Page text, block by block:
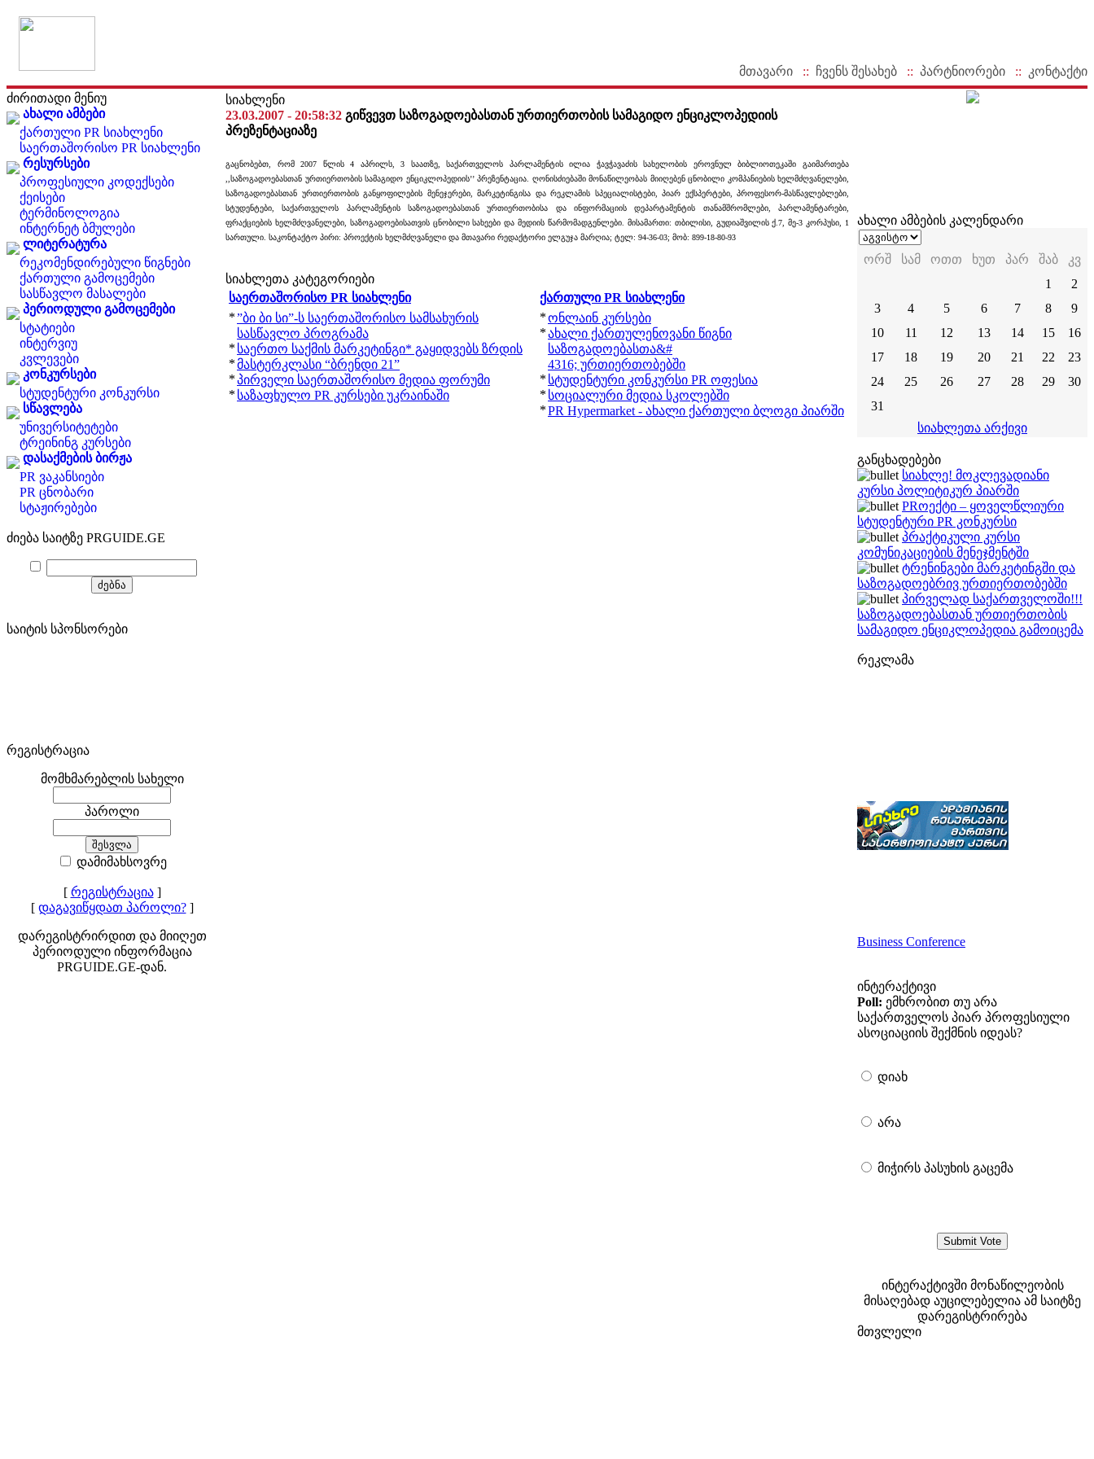
მთავარი :: ჩვენს შესახებ :: პარტნიორები :: კონტაქტი
ძირითადი მენიუ
ახალი ამბები
ქართული PR სიახლენი
საერთაშორისო PR სიახლენი
რესურსები
პროფესიული კოდექსები
ქეისები
ტერმინოლოგია
ინტერნეტ ბმულები
ლიტერატურა
რეკომენდირებული წიგნები
ქართული გამოცემები
სასწავლო მასალები
პერიოდული გამოცემები
სტატიები
ინტერვიუ
კვლევები
კონკურსები
სტუდენტური კონკურსი
სწავლება
უნივერსიტეტები
ტრეინინგ კურსები
დასაქმების ბირჟა
PR ვაკანსიები
PR ცნობარი
სტაჟირებები
ძიება საიტზე PRGUIDE.GE
საიტის სპონსორები
რეგისტრაცია
მომხმარებლის სახელი
პაროლი
დამიმახსოვრე
[ რეგისტრაცია]
[ დაგავიწყდათ პაროლი?]
დარეგისტრირდით და მიიღეთ
პერიოდული ინფორმაცია
PRGUIDE.GE-დან.
სიახლენი
23.03.2007 - 20:58:32 გიწვევთ საზოგადოებასთან ურთიერთობის სამაგიდო ენციკლოპედიის
პრეზენტაციაზე
გაცნობებთ, რომ 2007 წლის 4 აპრილს, 3 საათზე, საქართველოს პარლამენტის ილია ჭავჭავაძის სახელობის ეროვნულ ბიბლიოთეკაში გაიმართება
,,საზოგადოებასთან ურთიერთობის სამაგიდო ენციკლოპედიის’’ პრეზენტაცია. ღონისძიებაში მონაწილეობას მიიღებენ ცნობილი კომპანიების ხელმძღვანელები,
საზოგადოებასთან ურთიერთობის განყოფილების მენეჯერები, მარკეტინგისა და რეკლამის სპეციალისტები, პიარ ექსპერტები, პროფესორ-მასწავლებლები,
სტუდენტები, საქართველოს პარლამენტის საზოგადოებასთან ურთიერთობისა და ინფორმაციის დეპარტამენტის თანამშრომლები, პარლამენტარები,
ფრაქციების ხელმძღვანელები, საზოგადოებისათვის ცნობილი სახეები და მედიის წარმომადგენლები. მისამართი: თბილისი, გუდიაშვილის ქ.7, მე-3 კორპუსი, 1
სართული. საკონტაქტო პირი: პროექტის ხელმძღვანელი და მთავარი რედაქტორი ელგუჯა მარღია; ტელ: 94-36-03; მობ: 899-18-80-93
სიახლეთა კატეგორიები
საერთაშორისო PR სიახლენი
*”ბი ბი სი”-ს საერთაშორისო სამსახურის
სასწავლო პროგრამა
* საერთო საქმის მარკეტინგი* გაყიდვებს ზრდის
*მასტერკლასი “ბრენდი 21”
*პირველი საერთაშორისო მედია ფორუმი
* საზაფხულო PR კურსები უკრაინაში
ქართული PR სიახლენი
*ონლაინ კურსები
*ახალი ქართულენოვანი წიგნი
საზოგადოებასთა&#
4316; ურთიერთობებში
* სტუდენტური კონკურსი PR ოფესია
* სოციალური მედია სკოლებში
*PR Hypermarket - ახალი ქართული ბლოგი პიარში
ახალი ამბების კალენდარი
ორშ სამ ოთთ ხუთ პარ შაბ
კვ
1
2
3
4 5 6 7 8
9
10
11 12 13 14 15
16
17
18 19 20 21 22
23
24
25 26 27 28 29
30
31
სიახლეთა არქივი
განცხადებები
სიახლე! მოკლევადიანი
კურსი პოლიტიკურ პიარში
PRოექტი – ყოველწლიური
სტუდენტური PR კონკურსი
პრაქტიკული კურსი
კომუნიკაციების მენეჯმენტში
ტრენინგები მარკეტინგში და
საზოგადოებრივ ურთიერთობებში
პირველად საქართველოში!!!
საზოგადოებასთან ურთიერთობის
სამაგიდო ენციკლოპედია გამოიცემა
რეკლამა
Business Conference
ინტერაქტივი
Poll: ემხრობით თუ არა
საქართველოს პიარ პროფესიული
ასოციაციის შექმნის იდეას?
დიახ
არა
მიჭირს პასუხის გაცემა
ინტერაქტივში მონაწილეობის
მისაღებად აუცილებელია ამ საიტზე
დარეგისტრირება
მთვლელი